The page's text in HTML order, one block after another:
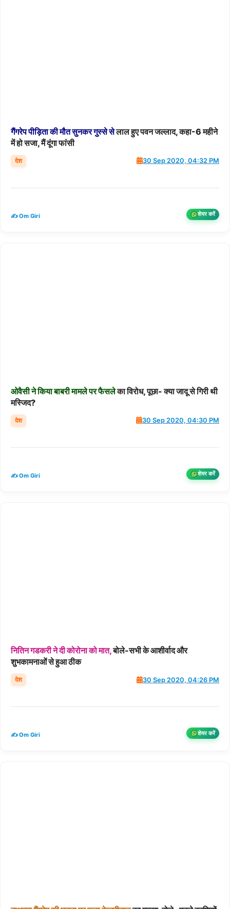
गैंगरेपपीड़िताकीमौतसुनकरगुस्सेसेलाल हुए पवन जल्लाद, कहा-6 महीने
में हो सजा, मैं दूंगा फांसी
देश 30 Sep 2020, 04:32 PM
✍️ Om Giri शेयर करें
ओवैसीनेकियाबाबरीमामलेपरफैसलेका विरोध, पूछा- क्या जादू से गिरी थी
मस्जिद?
देश 30 Sep 2020, 04:30 PM
✍️ Om Giri शेयर करें
नितिनगडकरीनेदीकोरोनाकोमात,बोले-सभी के आशीर्वाद और
शुभकामनाओं से हुआ ठीक
देश 30 Sep 2020, 04:26 PM
✍️ Om Giri शेयर करें